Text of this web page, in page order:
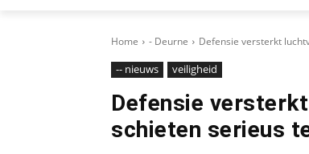
Home - Deurne Defensie versterkt
-- nieuws veiligheid
Defensie
schieten serieus